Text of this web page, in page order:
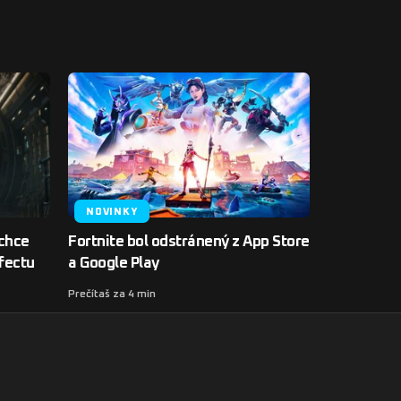
NOVINKY
Fortnite bol odstránený z App Store
a Google Play
Prečítaš za 4 min